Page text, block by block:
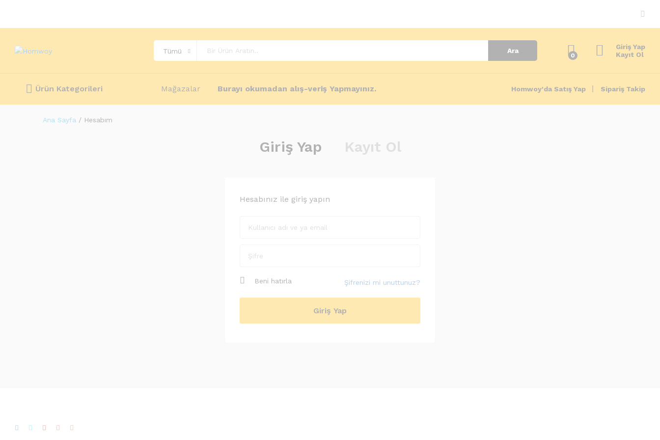
Tümü Ara
0
Giriş Yap
Kayıt Ol
Ürün Kategorileri Mağazalar Burayı okumadan alış-veriş Yapmayınız. Homwoy'da Satış Yap Sipariş Takip
Ana Sayfa / Hesabım
Giriş Yap Kayıt Ol
Hesabınız ile giriş yapın
Beni hatırla Şifrenizi mi unuttunuz?
Giriş Yap
İsim *